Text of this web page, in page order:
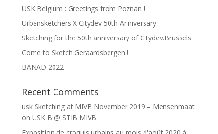
USK Belgium : Greetings from Poznan !
Urbansketchers X Citydev 50th Anniversary
Sketching for the 50th anniversary of Citydev.Brussels
Come to Sketch Geraardsbergen !
BANAD 2022
Recent Comments
usk Sketching at MIVB November 2019 – Mensenmaat
on USK B @ STIB MIVB